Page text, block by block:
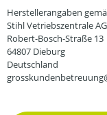
Herstellerangaben
Stihl Vetriebszentrale
Robert-Bosch-Straße 13
64807 Dieburg
Deutschland